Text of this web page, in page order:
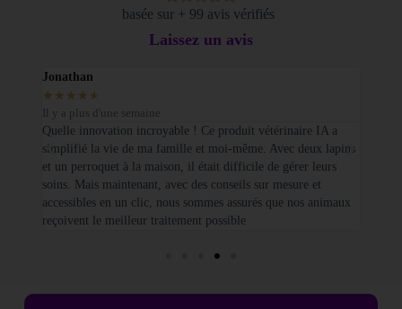
basée sur + 99 avis vérifiés
Laissez un avis
Jonathan
★ ★ ★ ★ ★
Il y a plus d'une semaine
Quelle innovation incroyable ! Ce produit vétérinaire IA a
simplifié la vie de ma famille et moi-même. Avec deux lapins
et un perroquet à la maison, il était difficile de gérer leurs
soins. Mais maintenant, avec des conseils sur mesure et
accessibles en un clic, nous sommes assurés que nos animaux
reçoivent le meilleur traitement possible